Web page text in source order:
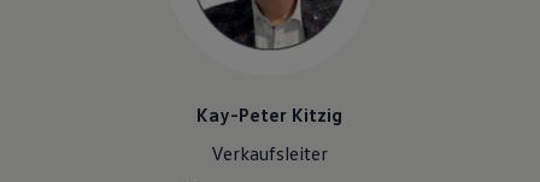
Kay-Peter Kitzig
Verkaufsleiter